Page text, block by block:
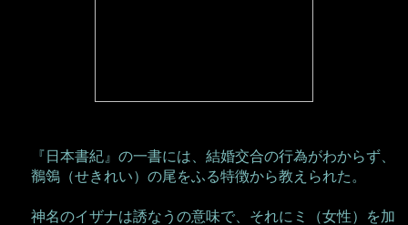
『日本書紀』の一書には、結婚交合の行為がわからず、
鶺鴒（せきれい）の尾をふる特徴から教えられた。
神名のイザナは誘なうの意味で、それにミ（女性）を加